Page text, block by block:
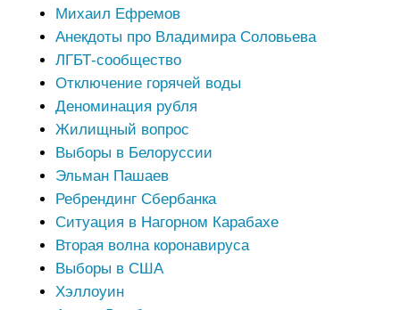
Михаил Ефремов
Анекдоты про Владимира Соловьева
ЛГБТ-сообщество
Отключение горячей воды
Деноминация рубля
Жилищный вопрос
Выборы в Белоруссии
Эльман Пашаев
Ребрендинг Сбербанка
Ситуация в Нагорном Карабахе
Вторая волна коронавируса
Выборы в США
Хэллоуин